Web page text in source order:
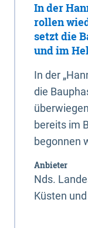
In der
rollen
setzt die
und im
In der
die
bereits im
begonnen
Anbieter
Nds.
Küsten